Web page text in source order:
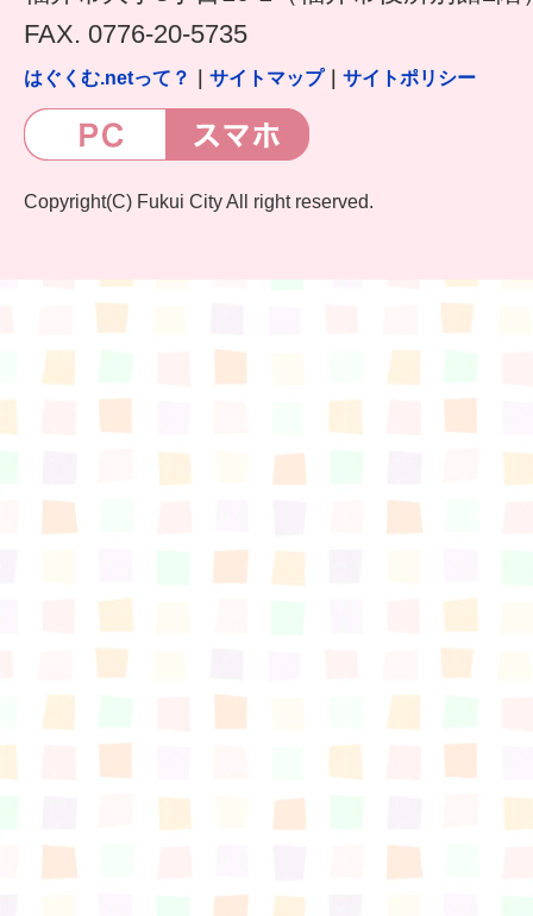
FAX. 0776-20-5735
はぐくむ.netって？ サイトマップ｜ サイトポリシー
Copyright(C) Fukui City All right reserved.
食育
福井市図書館オススメの本
お出かけ情報
病気・けが 基本情報
ワンポイント英会話
ソーシャルメディア
すまいるサポート行事案内